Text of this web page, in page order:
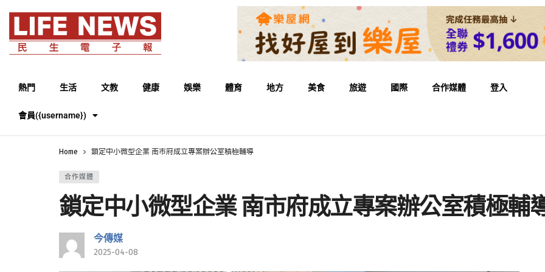
熱門 生活 文教 健康 娛樂 體育 地方 美食 旅遊 國際 合作媒體 登入
會員({username})
Home 鎖定中小微型企業 南市府成立專案辦公室積極輔導
合作媒體
鎖定中小微型企業 南市府成立專案辦公室積極輔
今傳媒
2025-04-08